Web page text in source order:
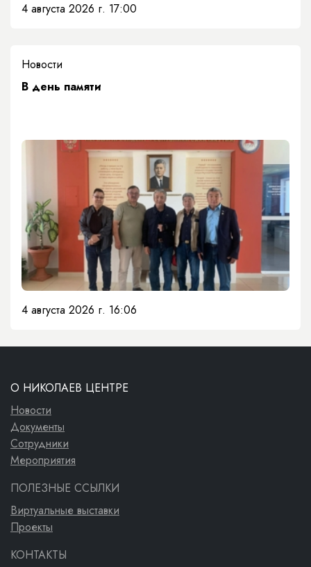
4 августа 2026 г. 17:00
Новости
​В день памяти
4 августа 2026 г. 16:06
О НИКОЛАЕВ ЦЕНТРЕ
Новости
Документы
Сотрудники
Мероприятия
ПОЛЕЗНЫЕ ССЫЛКИ
Виртуальные выставки
Проекты
КОНТАКТЫ